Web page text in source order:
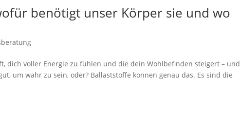
benötigt unser Körper sie und wo
dich voller Energie zu fühlen und die dein Wohlbefinden steigert – und
um wahr zu sein, oder? Ballaststoffe können genau das. Es sind die